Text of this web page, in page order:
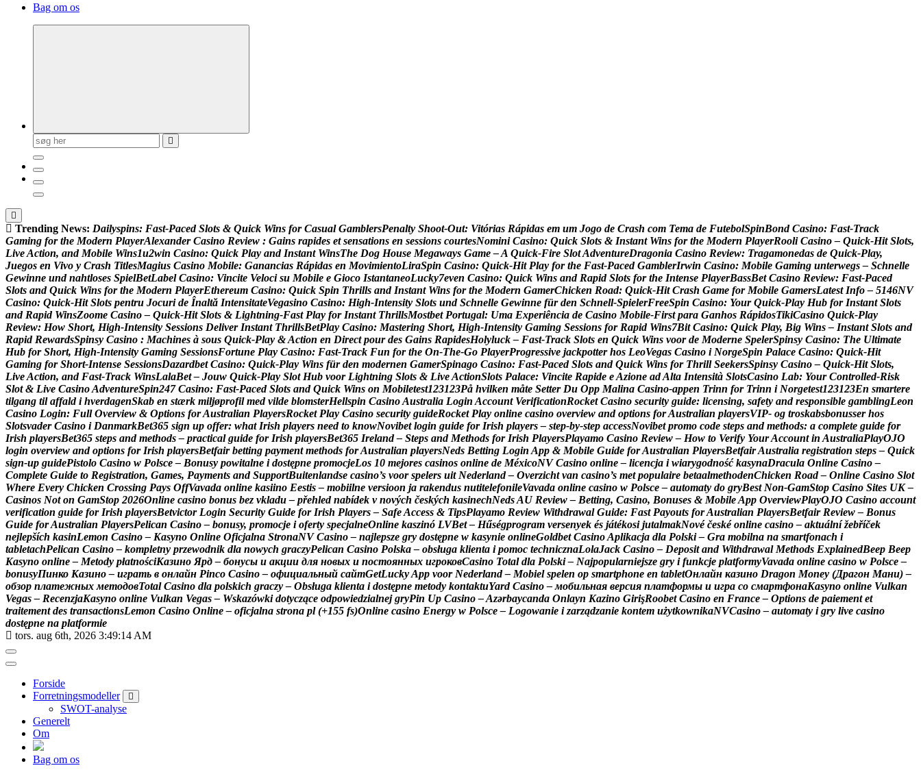
Bag om os
Søg
efter:
Trending News: Dailyspins: Fast‑Paced Slots & Quick Wins for Casual GamblersPenalty Shoot-Out: Vitórias Rápidas em um Jogo de Crash com Tema de FutebolSpinBond Casino: Fast‑Track
Gaming for the Modern PlayerAlexander Casino Review : Gains rapides et sensations en sessions courtesNomini Casino: Quick Slots & Instant Wins for the Modern PlayerRooli Casino – Quick‑Hit Slots,
LiveAction, and Mobile Wins1u2win Casino: Quick Play and Instant WinsThe Dog House Megaways Game –A Quick‑Fire SlotAdventureDragonia Casino Review: Tragamonedas de Quick‑Play,
Juegos en Vivo y Crash TitlesMagius Casino Mobile: Ganancias Rápidas en MovimientoLiraSpin Casino: Quick‑Hit Play for the Fast‑Paced GamblerIrwin Casino: Mobile Gaming unterwegs – Schnelle
Gewinne und nahtloses SpielBetLabel Casino: Vincite Veloci su Mobile e Gioco IstantaneoLucky7even Casino: Quick Wins and Rapid Slots for the Intense PlayerBassBet Casino Review: Fast‑Paced
Slots and Quick Wins for the Modern PlayerEthereum Casino: Quick Spin Thrills and Instant Wins for the Modern GamerChicken Road: Quick‑Hit Crash Game for Mobile GamersLatest Info – 5146NV
Casino: Quick‑Hit Slots pentru Jocuri de Înaltă IntensitateVegasino Casino: High‑Intensity Slots und Schnelle Gewinne für den Schnell‑SpielerFreeSpin Casino: Your Quick‑Play Hub for Instant Slots
and Rapid WinsZoome Casino – Quick‑Hit Slots & Lightning‑Fast Play for Instant ThrillsMostbet Portugal: Uma Experiência de Casino Mobile‑First para Ganhos RápidosTikiCasino Quick‑Play
Review: How Short, High‑Intensity Sessions Deliver Instant ThrillsBetPlay Casino: Mastering Short, High‑Intensity Gaming Sessions for Rapid Wins7Bit Casino: Quick Play, Big Wins – Instant Slots and
Rapid RewardsSpinsy Casino : Machines à sous Quick‑Play &Action en Direct pour des Gains RapidesHolyluck – Fast‑Track Slots en Quick Wins voor de Moderne SpelerSpinsy Casino: The Ultimate
Hub for Short, High‑Intensity Gaming SessionsFortune Play Casino: Fast‑Track Fun for the On‑The‑Go PlayerProgressive jackpotter hos LeoVegas Casino i NorgeSpin Palace Casino: Quick‑Hit
Gaming for Short‑Intense SessionsDazardbet Casino: Quick‑Play Wins für den modernen GamerSpinago Casino: Fast‑Paced Slots and Quick Wins for Thrill SeekersSpinsy Casino – Quick‑Hit Slots,
LiveAction, and Fast‑Track WinsLalaBet – Jouw Quick‑Play Slot Hub voor Lightning Slots & LiveActionSlots Palace: Vincite Rapide eAzione adAlta Intensità SlotsCasino Lab: Your Controlled‑Risk
Slot & Live CasinoAdventureSpin247 Casino: Fast‑Paced Slots and Quick Wins on Mobiletest123123På hvilken måte Setter Du Opp Malina Casino-appen Trinn for Trinn i Norgetest123123En smartere
tilgang til affald i hverdagenSkab en stærk miljøprofil med vilde blomsterHellspin CasinoAustralia Login Account VerificationRocket Casino security guide: licensing, safety and responsible gamblingLeon
Casino Login: Full Overview & Options forAustralian PlayersRocket Play Casino security guideRocket Play online casino overview and options forAustralian playersVIP- og troskabsbonusser hos
Slotsvader Casino i DanmarkBet365 sign up offer: what Irish players need to knowNovibet login guide for Irish players – step‑by‑step accessNovibet promo code steps and methods: a complete guide for
Irish playersBet365 steps and methods – practical guide for Irish playersBet365 Ireland – Steps and Methods for Irish PlayersPlayamo Casino Review – How to Verify YourAccount in AustraliaPlayOJO
login overview and options for Irish playersBetfair betting payment methods forAustralian playersNeds Betting Login App & Mobile Guide forAustralian PlayersBetfairAustralia registration steps – Quick
sign‑up guidePistolo Casino w Polsce – Bonusy powitalne i dostępne promocjeLos 10 mejores casinos online de MéxicoNV Casino online – licencja i wiarygodność kasynaDracula Online Casino –
Complete Guide to Registration, Games, Payments and SupportBuitenlandse casino’s voor spelers uit Nederland – Overzicht van casino’s met populaire betaalmethodenChicken Road – Online Casino Slot
Where Every Chicken Crossing Pays OffVavada online kasiino Eestis – mobiilne versioon ja rakendus nutitelefonileVavada online casino w Polsce – automaty do gryBest Non-GamStop Casino Sites UK –
Casinos Not on GamStop 2026Online casino bonus bez vkladu – přehled nabídek v nových českých kasinechNedsAU Review – Betting, Casino, Bonuses & MobileApp OverviewPlayOJO Casino account
verification guide for Irish playersBetvictor Login Security Guide for Irish Players – SafeAccess & TipsPlayamo Review Withdrawal Guide: Fast Payouts forAustralian PlayersBetfair Review – Bonus
Guide forAustralian PlayersPelican Casino – bonusy, promocje i oferty specjalneOnline kaszinó LVBet – Hűségprogram versenyek és játékosi jutalmakNové české online casino – aktuální žebříček
nejlepších kasinLemon Casino – Kasyno Online Oficjalna StronaNV Casino – najlepsze gry dostępne w kasynie onlineGoldbet CasinoAplikacja dla Polski – Gra mobilna na smartfonach i
tabletachPelican Casino – kompletny przewodnik dla nowych graczyPelican Casino Polska – obsługa klienta i pomoc technicznaLolaJack Casino – Deposit and Withdrawal Methods ExplainedBeep Beep
Kasyno online – Metody płatnościКазино Ярд – бонусы и акции для новых и постоянных игроковCasino Total dla Polski – Najpopularniejsze gry i funkcje platformyVavada online casino w Polsce –
bonusyПинко Казино – играть в онлайн Pinco Casino – официальный сайтGetLuckyApp voor Nederland – Mobiel spelen op smartphone en tabletОнлайн казино Dragon Money (Драгон Мани) –
обзор платежных методовTotal Casino dla polskich graczy – Obsługa klienta i dostępne metody kontaktuYard Casino – мобильная версия платформы и игра со смартфонаKasyno online Vulkan
Vegas – RecenzjaKasyno online Vulkan Vegas – Wskazówki dotyczące odpowiedzialnej gryPin Up Casino –Azərbaycanda Onlayn Kazino GirişRoobet Casino en France – Options de paiement et
traitement des transactionsLemon Casino Online – oficjalna strona pl (+155 fs)Online casino Energy w Polsce – Logowanie i zarządzanie kontem użytkownikaNVCasino – automaty i gry live casino
dostępne na platformie
tors. aug 6th, 2026 3:49:15 AM
Forside
Forretningsmodeller
SWOT-analyse
Generelt
Om
Bag om os